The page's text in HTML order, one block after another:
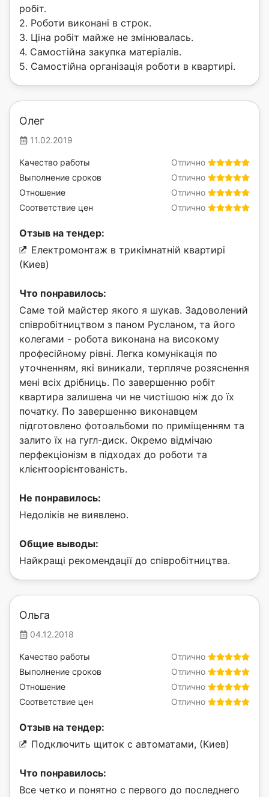
робіт.
2. Роботи виконані в строк.
3. Ціна робіт майже не змінювалась.
4. Самостійна закупка матеріалів.
5. Самостійна організація роботи в квартирі.
Олег
11.02.2019
Отлично
Качество работы
Отлично
Выполнение сроков
Отлично
Отношение
Отлично
Соответствие цен
Отзыв на тендер:
Електромонтаж в трикімнатній квартирі
(Киев)
Что понравилось:
Саме той майстер якого я шукав. Задоволений
співробітництвом з паном Русланом, та його
колегами - робота виконана на високому
професійному рівні. Легка комунікація по
уточненням, які виникали, терпляче розяснення
мені всіх дрібниць. По завершенню робіт
квартира залишена чи не чистішою ніж до їх
початку. По завершенню виконавцем
підготовлено фотоальбоми по приміщенням та
залито їх на гугл-диск. Окремо відмічаю
перфекціонізм в підходах до роботи та
клієнтоорієнтованість.
Не понравилось:
Недоліків не виявлено.
Общие выводы:
Найкращі рекомендації до співробітництва.
Ольга
04.12.2018
Отлично
Качество работы
Отлично
Выполнение сроков
Отлично
Отношение
Отлично
Соответствие цен
Отзыв на тендер:
Подключить щиток с автоматами, (Киев)
Что понравилось:
Все четко и понятно с первого до последнего